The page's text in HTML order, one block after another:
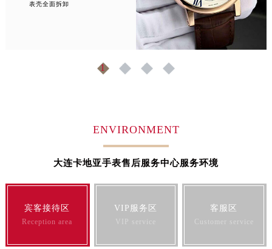
福建省龙岩市新罗区九一南路卡地亚售后服务中心（需提前预约）
表壳全面拆卸
1 2 3 4
ENVIRONMENT
大连卡地亚手表售后服务中心服务环境
宾客接待区
Reception area
VIP服务区
VIP service
客服区
Customer service